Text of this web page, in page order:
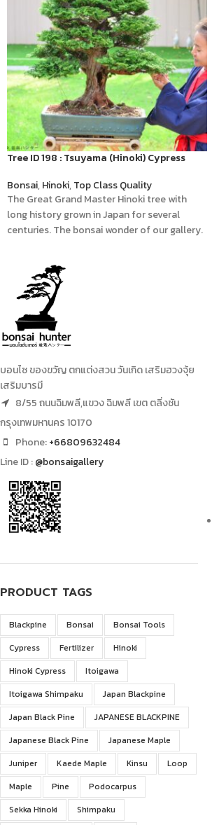
Tree ID 198 : Tsuyama (Hinoki) Cypress
Bonsai,Hinoki,Top Class Quality
The Great Grand Master Hinoki tree with
long history grown in Japan for several
centuries. The bonsai wonder of our gallery.
บอนไซ ของขวัญ ตกแต่งสวน วันเกิด เสริมฮวงจุ้ย
เสริมบารมี
8/55 ถนนฉิมพลี,แขวง ฉิมพลี เขต ตลิ่งชัน
กรุงเทพมหานคร 10170
Phone:+66809632484
Line ID :@bonsaigallery
PRODUCT TAGS
Blackpine Bonsai
Bonsai Tools
Cypress
Fertilizer
Hinoki
Hinoki Cypress
Itoigawa
Itoigawa Shimpaku
Japan Blackpine
Japan Black Pine
JAPANESE BLACKPINE
Japanese Black Pine
Japanese Maple
Juniper
Kaede Maple Kinsu
Loop
Maple
Pine
Podocarpus
Sekka Hinoki
Shimpaku